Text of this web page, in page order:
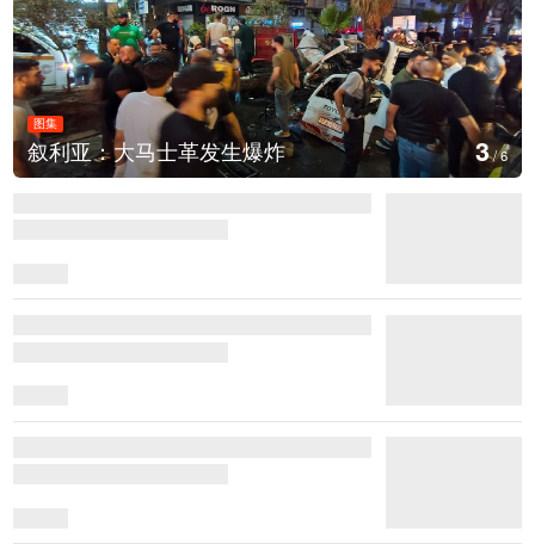
图集
叙利亚：大马士革发生爆炸 3/6